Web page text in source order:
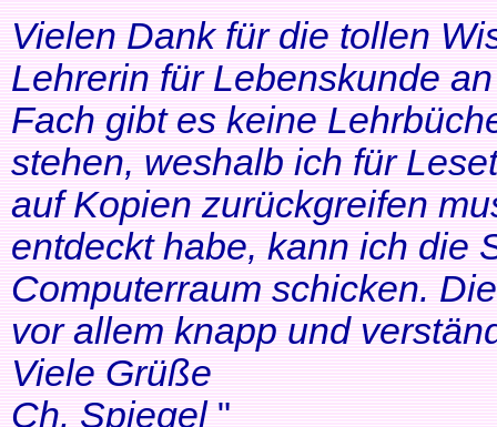
Vielen Dank für die tollen
Lehrerin für Lebenskunde
Fach gibt es keine
stehen, weshalb ich für
auf Kopien zurückgreifen
entdeckt habe, kann ich die
Computerraum schicken.
vor allem knapp und
Viele Grüße
Ch. Spiegel"